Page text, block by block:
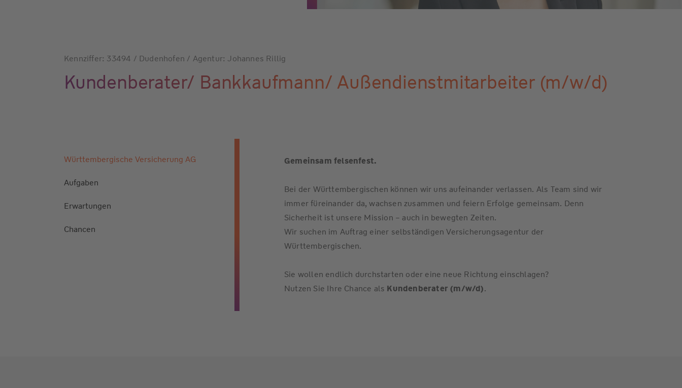
Kennziffer: 33494 / Dudenhofen / Agentur: Johannes Rillig
Kundenberater/ Bankkaufmann/ Außendienstmitarbeiter (m/w/d)
Württembergische Versicherung AG Gemeinsam felsenfest.
Bei der Württembergischen können wir uns aufeinander verlassen. Als Team sind wir
immer füreinander da, wachsen zusammen und feiern Erfolge gemeinsam. Denn
Sicherheit ist unsere Mission – auch in bewegten Zeiten.
Wir suchen im Auftrag einer selbständigen Versicherungsagentur der
Württembergischen.
Sie wollen endlich durchstarten oder eine neue Richtung einschlagen?
Nutzen Sie Ihre Chance als Kundenberater (m/w/d).
Aufgaben
Erwartungen
Chancen